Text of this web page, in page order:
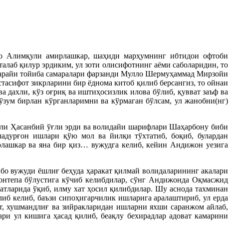
амирлашкар, шаҳиди марҳумнинг ибтидои офтоби
қилур эрдиким, ул зоти олисифотнинг аёми саболаридин, то
тойиба самаралари фарзанди Мулло Шермуҳаммад Мирзойи
зикрларини бир ёднома китоб қилиб берсангиз, то ойнаи
дахли, кўз оғриқ ва иштиҳосизлик илова бўлиб, қувват заъф ва
бирлан кўрганларимни ва кўрмаган бўлсам, ул жанобни(нг)
Ҳасанбий ўғли эрди ва волидайи шарифлари Шаҳарбону биби
ишлари қўю мол ва йилқи тўхтатиб, боқиб, булардан
ва яна бир қиз… вужудга келиб, кейин Андижон уезига
вужуди ёшлиғ беҳуда ҳаракат қилмай волидаларининг акалари
бўлустига кўчиб келибдилар, сўнг Андижонда Оқмасжид
ўқиб, илму хат ҳосил қилибдилар. Шу аснода тахминан
келиб, баъзи сипоҳигарчилик ишларига аралаштириб, ул ерда
хушмандлиғ ва зийракларидан ишларни яхши саранжом айлаб,
ул кишига ҳасад қилиб, беақлу бехирадлар адоват камарини